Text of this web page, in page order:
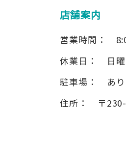
店舗案内
営業時間：
休業日：
日
駐車場：
あり
住所：
〒